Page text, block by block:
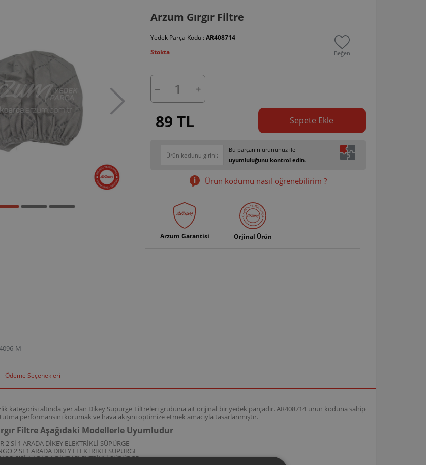
Arzum Gırgır Filtre
Yedek Parça Kodu : AR408714
Stokta
Beğen
89 TL Sepete Ekle
Bu parçanın ürününüz ile
uyumluluğunu kontrol edin.
Ürün kodumu nasıl öğrenebilirim ?
Arzum Garantisi Orjinal Ürün
M
Ödeme Seçenekleri
kategorisi altında yer alan Dikey Süpürge Filtreleri grubuna ait orijinal bir yedek parçadır. AR408714 ürün koduna sahip
performansını korumak ve hava akışını optimize etmek amacıyla tasarlanmıştır.
Filtre Aşağıdaki Modellerle Uyumludur
2'Sİ 1 ARADA DİKEY ELEKTRİKLİ SÜPÜRGE
2'Sİ 1 ARADA DİKEY ELEKTRİKLİ SÜPÜRGE
2'Sİ 1 ARADA DİKEY ELEKTRİKLİ SÜPÜRGE